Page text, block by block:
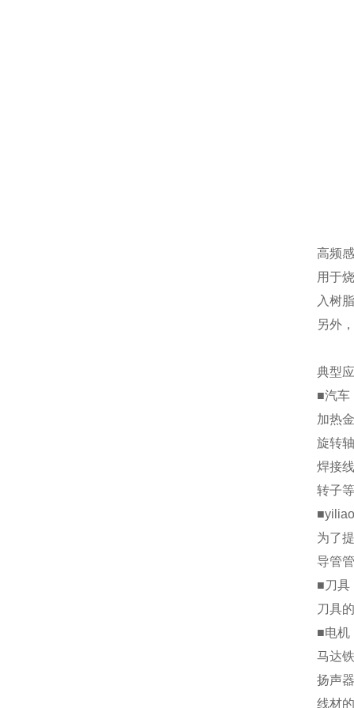
高频
用于
入树
另外
典型
■汽车
加热
旋转
焊接
转子
■yiliao
为了
导管
■刀具
刀具
■电机
马达
扬声
线材